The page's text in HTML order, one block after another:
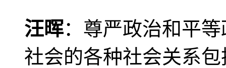
汪晖：尊严政治和平
社会的各种社会关系